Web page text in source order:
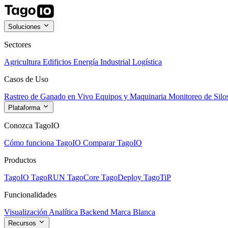
Soluciones
Sectores
Agricultura Edificios Energía Industrial Logística
Casos de Uso
Rastreo de Ganado en Vivo Equipos y Maquinaria Monitoreo de
Plataforma
Conozca TagoIO
Cómo funciona TagoIO Comparar TagoIO
Productos
TagoIO TagoRUN TagoCore TagoDeploy TagoTiP
Funcionalidades
Visualización Analítica Backend Marca Blanca
Recursos